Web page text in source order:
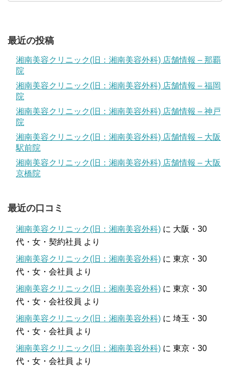
最近の投稿
湘南美容クリニック(旧：湘南美容外科) 店舗情報 – 那覇
院
湘南美容クリニック(旧：湘南美容外科) 店舗情報 – 福岡
院
湘南美容クリニック(旧：湘南美容外科) 店舗情報 – 神戸
院
湘南美容クリニック(旧：湘南美容外科) 店舗情報 – 大阪
駅前院
湘南美容クリニック(旧：湘南美容外科) 店舗情報 – 大阪
京橋院
最近の口コミ
湘南美容クリニック(旧：湘南美容外科) に 大阪・30
代・女・契約社員 より
湘南美容クリニック(旧：湘南美容外科) に 東京・30
代・女・会社員 より
湘南美容クリニック(旧：湘南美容外科) に 東京・30
代・女・会社役員 より
湘南美容クリニック(旧：湘南美容外科) に 埼玉・30
代・女・会社員 より
湘南美容クリニック(旧：湘南美容外科) に 東京・30
代・女・会社員 より